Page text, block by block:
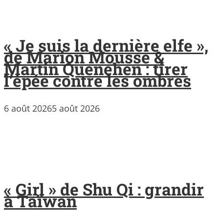
« Je suis la dernière elfe »,
de Marion Mousse &
Martin Quenehen : tirer
l’épée contre les ombres
6 août 20265 août 2026
« Girl » de Shu Qi : grandir
à Taïwan